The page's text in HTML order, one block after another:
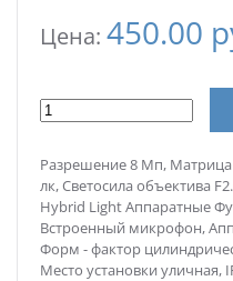
Цена: 450.00
Разрешение 8 Мп, Матрица
лк, Светосила объектива
Hybrid Light Аппаратные
Встроенный микрофон,
Форм - фактор
Место установки уличная,